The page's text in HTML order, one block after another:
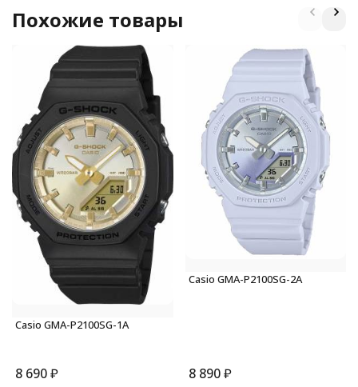
Похожие товары
Casio GMA-P2100SG-1A
8 690₽
Casio GMA-P2100SG-2A
8 890 ₽